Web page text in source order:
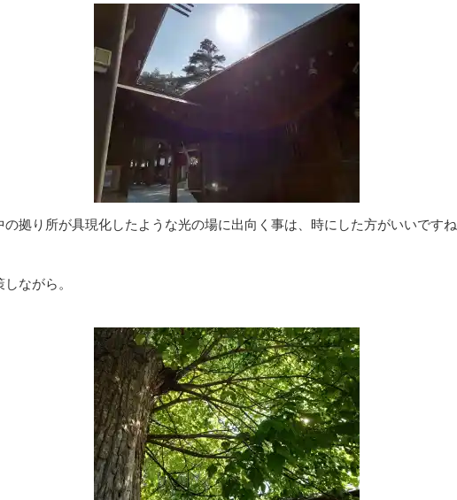
拠り所が具現化したような光の場に出向く事は、時にした方がいいですね
ながら。